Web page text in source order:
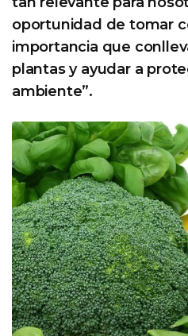
oportunidad de tomar
importancia que
plantas y ayudar a
ambiente”.